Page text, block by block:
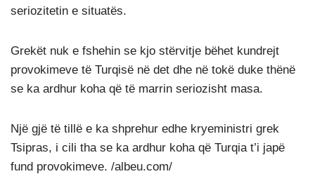
seriozitetin e situatës.
Grekët nuk e fshehin se kjo stërvitje bëhet kundrejt
provokimeve të Turqisë në det dhe në tokë duke thënë
se ka ardhur koha që të marrin seriozisht masa.
Një gjë të tillë e ka shprehur edhe kryeministri grek
Tsipras, i cili tha se ka ardhur koha që Turqia t’i japë
fund provokimeve. /albeu.com/